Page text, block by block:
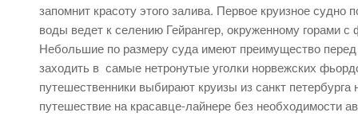
запомнит красоту этого залива. Первое круизное
воды ведет к селению Гейрангер, окруженному горами
Небольшие по размеру суда имеют преимущество
заходить в самые нетронутые уголки норвежских
путешественники выбирают круизы из санкт
путешествие на красавце-лайнере без необходимости